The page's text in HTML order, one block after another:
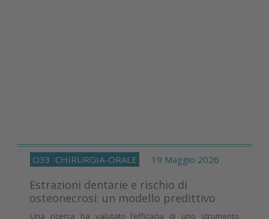
O33 CHIRURGIA-ORALE 19 Maggio 2026
Estrazioni dentarie e rischio di
osteonecrosi: un modello predittivo
Una ricerca ha valutato l’efficacia di uno strumento